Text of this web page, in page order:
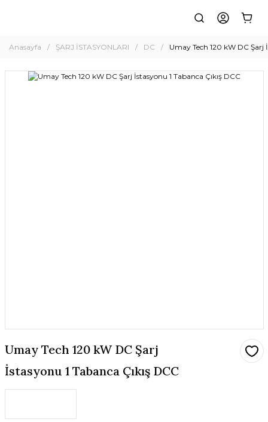
Anasayfa ŞARJ İSTASYONLARI DC Umay Tech 120 kW DC Şarj
Umay Tech 120 kW DC Şarj
İstasyonu 1 Tabanca Çıkış DCC